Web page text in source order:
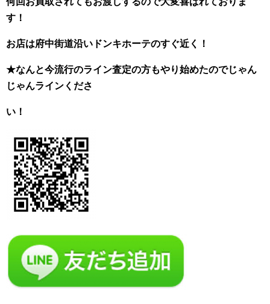
す！
お店は府中街道沿いドンキホーテのすぐ近く！
★なんと今流行のライン査定の方もやり始めたのでじゃん
じゃんラインくださ
い！